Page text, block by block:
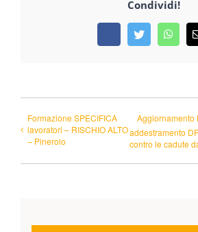
Condividi!
FacebookTwitter
Formazione SPECIFICA
lavoratori – RISCHIO ALTO
– Pinerolo
Aggiornamento
addestramento
contro le cadute